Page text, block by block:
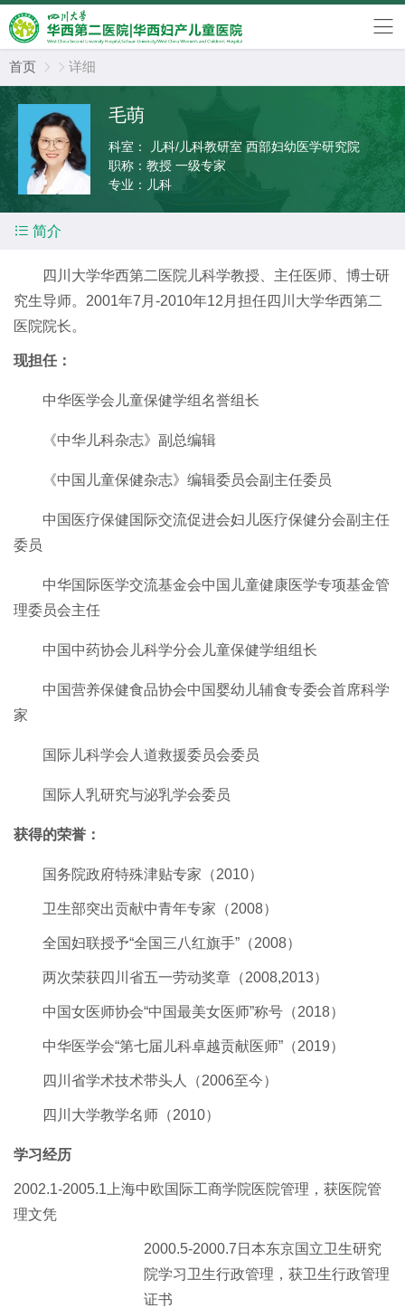
首页   详细
毛萌
科室：
儿科/儿科教研室 西部妇幼医学研究院
职称： 教授 一级专家
专业： 儿科
 简介
四川大学华西第二医院儿科学教授、主任医师、博士研
究生导师。2001年7月-2010年12月担任四川大学华西第二
医院院长。
现担任：
中华医学会儿童保健学组名誉组长
《中华儿科杂志》副总编辑
《中国儿童保健杂志》编辑委员会副主任委员
中国医疗保健国际交流促进会妇儿医疗保健分会副主任
委员
中华国际医学交流基金会中国儿童健康医学专项基金管
理委员会主任
中国中药协会儿科学分会儿童保健学组组长
中国营养保健食品协会中国婴幼儿辅食专委会首席科学
家
国际儿科学会人道救援委员会委员
国际人乳研究与泌乳学会委员
获得的荣誉：
国务院政府特殊津贴专家（2010）
卫生部突出贡献中青年专家（2008）
全国妇联授予“全国三八红旗手”（2008）
两次荣获四川省五一劳动奖章（2008,2013）
中国女医师协会“中国最美女医师”称号（2018）
中华医学会“第七届儿科卓越贡献医师”（2019）
四川省学术技术带头人（2006至今）
四川大学教学名师（2010）
学习经历
2002.1-2005.1 上海中欧国际工商学院医院管理，获医院管
理文凭
2000.5-2000.7 日本东京国立卫生研究
院学习卫生行政管理，获卫生行政管理
证书